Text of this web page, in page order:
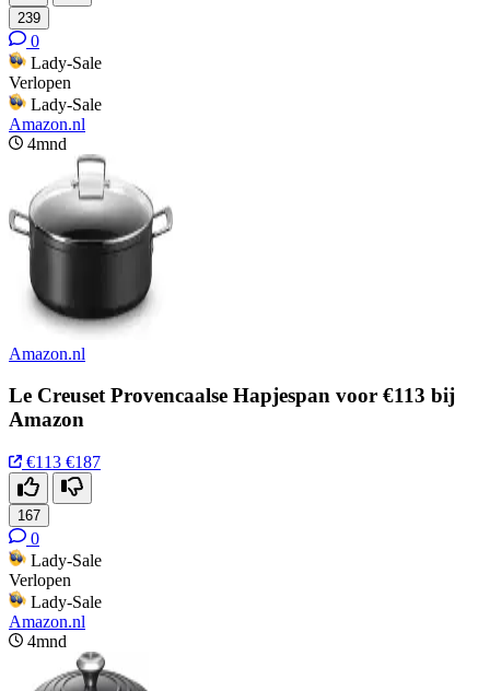
239
0
Lady-Sale
Verlopen
Lady-Sale
Amazon.nl
4mnd
Amazon.nl
Le Creuset Provencaalse Hapjespan voor €113 bij
Amazon
€113 €187
167
0
Lady-Sale
Verlopen
Lady-Sale
Amazon.nl
4mnd